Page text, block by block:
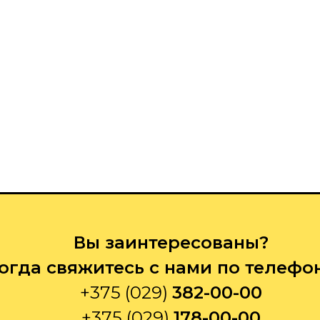
Вы заинтересованы?
свяжитесь с нами по
+375 (029) 382-00-00